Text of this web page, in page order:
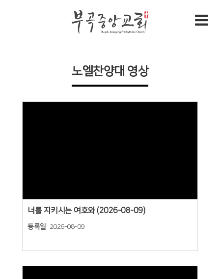
노엘찬양대 영상
너를 지키시는 여호와 (2026-08-09)
등록일 2026-08-09